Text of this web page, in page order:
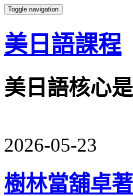
Toggle navigation
美日語課程
美日語核心
2026-05-23
樹林當舖卓